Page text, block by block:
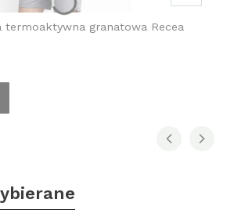
termoaktywna granatowa Recea